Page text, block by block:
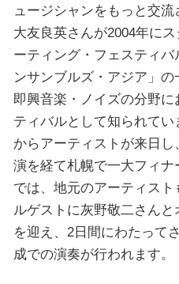
ュージシャンをもっと交流
大友良英さんが2004年に
ーティング・フェスティ
ンサンブルズ・アジア」の
即興音楽・ノイズの分野
ティバルとして知られて
からアーティストが来日
演を経て札幌で一大フィ
では、地元のアーティス
ルゲストに灰野敬二さん
を迎え、2日間にわたって
成での演奏が行われます。